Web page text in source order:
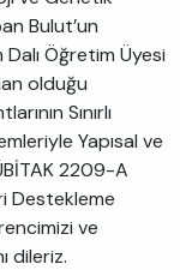
Bulut’un
Öğretim Üyesi
olduğu
Sınırlı
Yapısal ve
2209-A
Destekleme
ve
dileriz.